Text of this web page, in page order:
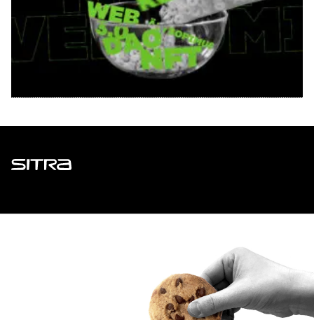
Sitra